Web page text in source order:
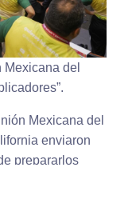
del
Mexicana del
enviaron
prepararlos